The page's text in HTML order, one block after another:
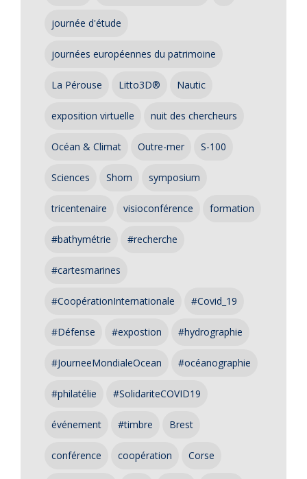
journée d'étude
journées européennes du patrimoine
La Pérouse Litto3D® Nautic
exposition virtuelle nuit des chercheurs
Océan & Climat Outre-mer S-100
Sciences Shom symposium
tricentenaire visioconférence formation
#bathymétrie #recherche
#cartesmarines
#CoopérationInternationale #Covid_19
#Défense #expostion #hydrographie
#JourneeMondialeOcean #océanographie
#philatélie #SolidariteCOVID19
événement #timbre Brest
conférence coopération Corse